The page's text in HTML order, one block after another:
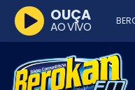
OUÇA
AO VIVO